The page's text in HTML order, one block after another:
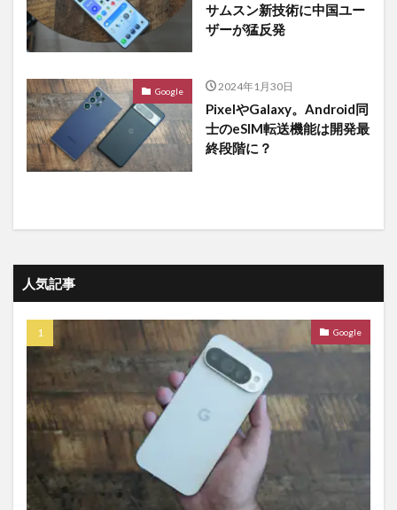
サムスン新技術に中国ユー
ザーが猛反発
Google 2024年1月30日
PixelやGalaxy。Android同
士のeSIM転送機能は開発最
終段階に？
人気記事
Google